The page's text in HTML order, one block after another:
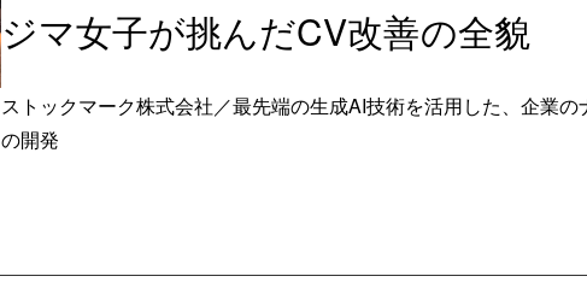
ジマ女子が挑んだCV改善の全貌
ストックマーク株式会社／最先端の生成AI技術を活用した、企業
の開発